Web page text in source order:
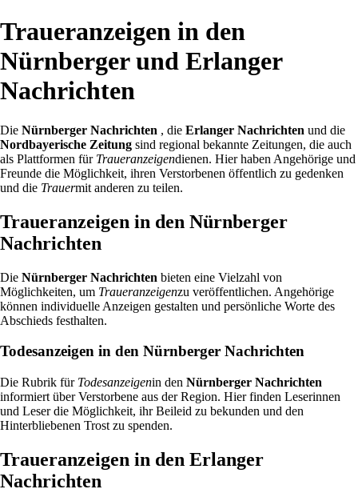
Traueranzeigen in den
Nürnberger und Erlanger
Nachrichten
Die Nürnberger Nachrichten , die Erlanger Nachrichten und die
Nordbayerische Zeitung sind regional bekannte Zeitungen, die auch
als Plattformen für Traueranzeigendienen. Hier haben Angehörige und
Freunde die Möglichkeit, ihren Verstorbenen öffentlich zu gedenken
und die Trauermit anderen zu teilen.
Traueranzeigen in den Nürnberger
Nachrichten
Die Nürnberger Nachrichten bieten eine Vielzahl von
Möglichkeiten, um Traueranzeigenzu veröffentlichen. Angehörige
können individuelle Anzeigen gestalten und persönliche Worte des
Abschieds festhalten.
Todesanzeigen in den Nürnberger Nachrichten
Die Rubrik für Todesanzeigenin den Nürnberger Nachrichten
informiert über Verstorbene aus der Region. Hier finden Leserinnen
und Leser die Möglichkeit, ihr Beileid zu bekunden und den
Hinterbliebenen Trost zu spenden.
Traueranzeigen in den Erlanger
Nachrichten